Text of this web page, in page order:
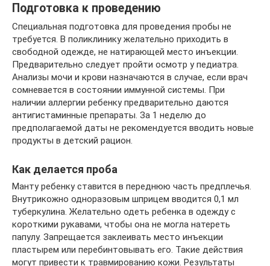
Подготовка к проведению
Специальная подготовка для проведения пробы не
требуется. В поликлинику желательно приходить в
свободной одежде, не натирающей место инъекции.
Предварительно следует пройти осмотр у педиатра.
Анализы мочи и крови назначаются в случае, если врач
сомневается в состоянии иммунной системы. При
наличии аллергии ребенку предварительно даются
антигистаминные препараты. За 1 неделю до
предполагаемой даты не рекомендуется вводить новые
продукты в детский рацион.
Как делается проба
Манту ребенку ставится в переднюю часть предплечья.
Внутрикожно одноразовым шприцем вводится 0,1 мл
туберкулина. Желательно одеть ребенка в одежду с
короткими рукавами, чтобы она не могла натереть
папулу. Запрещается заклеивать место инъекции
пластырем или перебинтовывать его. Такие действия
могут привести к травмированию кожи. Результаты